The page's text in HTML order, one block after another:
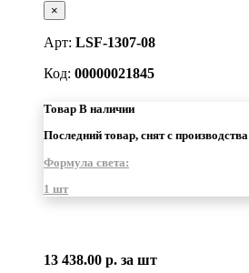
×
Арт: LSF-1307-08
Код: 00000021845
Товар В наличии
Последний товар, снят с производства
Формула света:
1 шт
13 438.00 р. за шт